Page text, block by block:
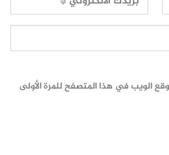
الويب في هذا المتصفح للمرة الأولى